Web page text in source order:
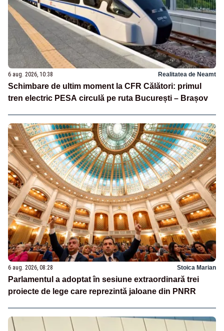
6 aug. 2026, 10:38 Realitatea de Neamt
Schimbare de ultim moment la CFR Călători: primul
tren electric PESA circulă pe ruta București – Brașov
6 aug. 2026, 08:28 Stoica Marian
Parlamentul a adoptat în sesiune extraordinară trei
proiecte de lege care reprezintă jaloane din PNRR